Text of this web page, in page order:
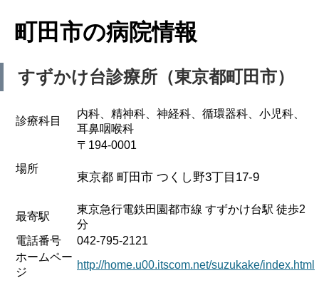
町田市の病院情報
すずかけ台診療所（東京都町田市）
診療科目
内科、精神科、神経科、循環器科、小児科、
耳鼻咽喉科
場所
〒194-0001
東京都 町田市 つくし野3丁目17-9
最寄駅
東京急行電鉄田園都市線 すずかけ台駅 徒歩2
分
電話番号
042-795-2121
ホームペー
ジ
http://home.u00.itscom.net/suzukake/index.html